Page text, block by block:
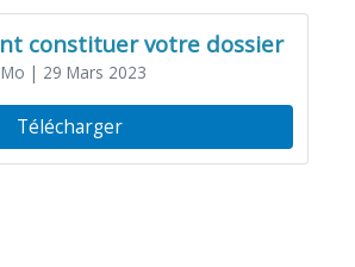
constituer votre dossier
| 29 Mars 2023
Télécharger